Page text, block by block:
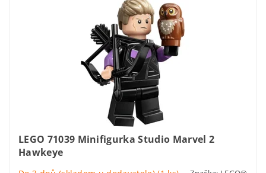
LEGO 71039 Minifigurka Studio Marvel 2
Hawkeye